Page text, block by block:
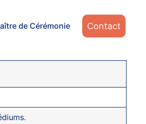
de Cérémonie Contact